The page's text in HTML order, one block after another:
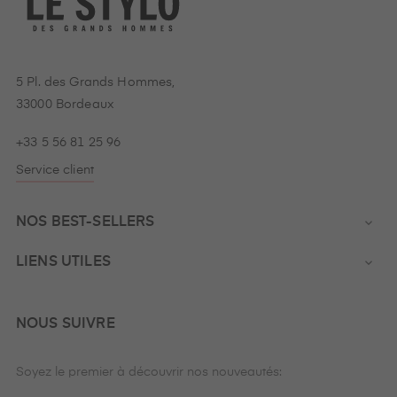
5 Pl. des Grands Hommes,
33000 Bordeaux
+33 5 56 81 25 96
Service client
NOS BEST-SELLERS 
LIENS UTILES 
NOUS SUIVRE
Soyez le premier à découvrir nos nouveautés: